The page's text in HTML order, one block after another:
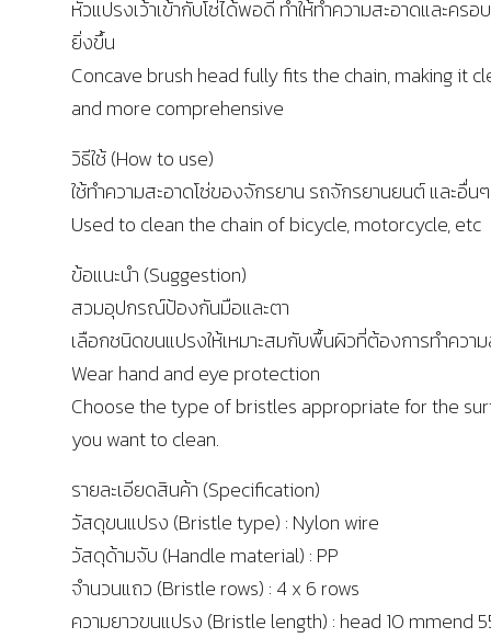
หัวแปรงเว้าเข้ากับโซ่ได้พอดี ทำให้ทำความสะอาดและครอ
ยิ่งขึ้น
Concave brush head fully fits the chain, making it
and more comprehensive
วิธีใช้ (How to use)
ใช้ทำความสะอาดโซ่ของจักรยาน รถจักรยานยนต์ และอื่นๆ
Used to clean the chain of bicycle, motorcycle, etc
ข้อแนะนำ (Suggestion)
สวมอุปกรณ์ป้องกันมือและตา
เลือกชนิดขนแปรงให้เหมาะสมกับพื้นผิวที่ต้องการทำควา
Wear hand and eye protection
Choose the type of bristles appropriate for the
you want to clean.
รายละเอียดสินค้า (Specification)
วัสดุขนแปรง (Bristle type) : Nylon wire
วัสดุด้ามจับ (Handle material) : PP
จำนวนแถว (Bristle rows) : 4 x 6 rows
ความยาวขนแปรง (Bristle length) : head 10 mmend